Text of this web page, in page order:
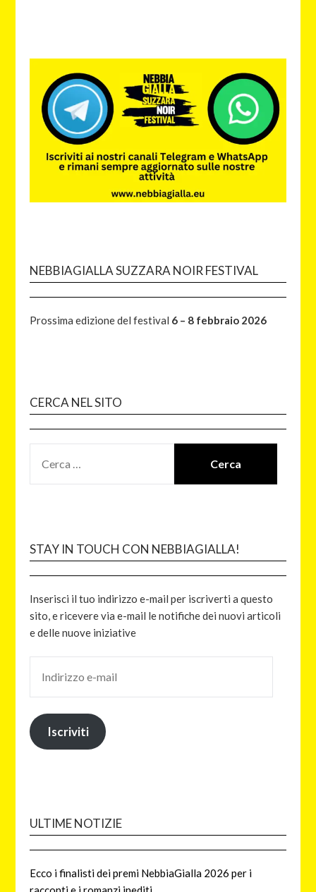
NEBBIAGIALLA SUZZARA NOIR FESTIVAL
Prossima edizione del festival 6 – 8 febbraio 2026
CERCA NEL SITO
STAY IN TOUCH CON NEBBIAGIALLA!
Inserisci il tuo indirizzo e-mail per iscriverti a questo
sito, e ricevere via e-mail le notifiche dei nuovi articoli
e delle nuove iniziative
Iscriviti
ULTIME NOTIZIE
Ecco i finalisti dei premi NebbiaGialla 2026 per i